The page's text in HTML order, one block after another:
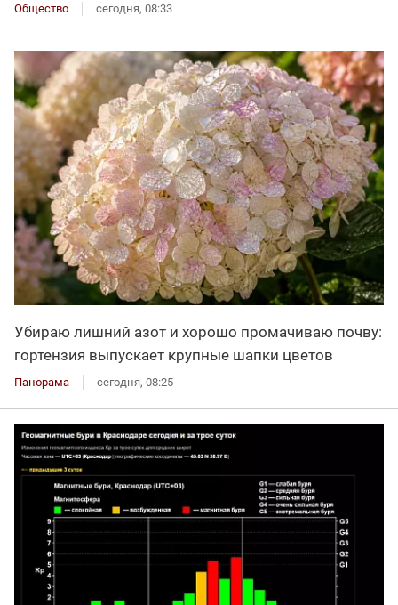
Общество сегодня, 08:33
Убираю лишний азот и хорошо промачиваю почву:
гортензия выпускает крупные шапки цветов
Панорама сегодня, 08:25